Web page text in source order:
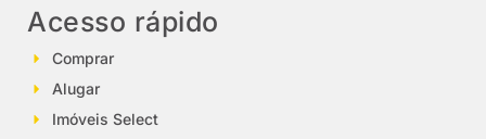
Acesso rápido
Comprar
Alugar
Imóveis Select